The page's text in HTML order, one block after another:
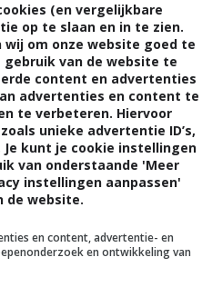
bioscoop met nóg
(en vergelijkbare
op te slaan en in te zien.
wij om onze website goed te
van de website te
content en advertenties
advertenties en content te
te verbeteren. Hiervoor
unieke advertentie ID’s,
kunt je cookie instellingen
van onderstaande 'Meer
instellingen aanpassen'
de website.
en content, advertentie- en
en ontwikkeling van